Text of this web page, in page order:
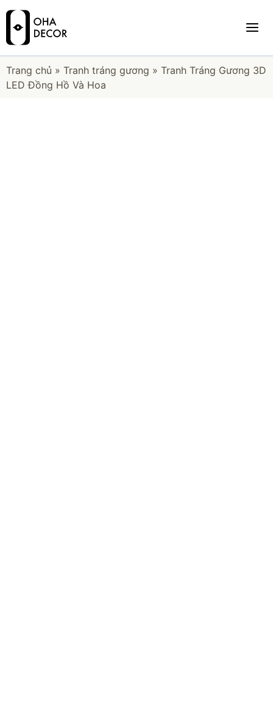
Trang chủ » Tranh tráng gương » Tranh Tráng Gương 3D
LED Đồng Hồ Và Hoa